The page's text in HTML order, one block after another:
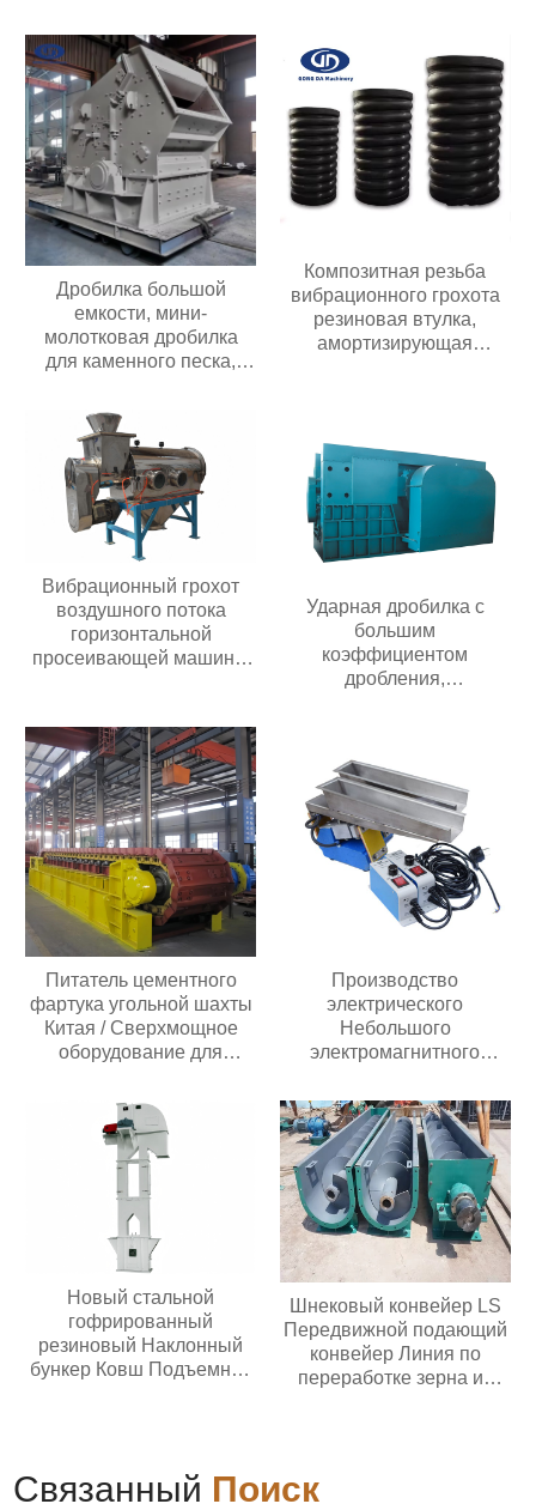
мельниц
Дробилка большой
емкости, мини-
молотковая дробилка
для каменного песка,
Композитная резьба
вибрационного грохота
резиновая втулка,
амортизирующая
Вибрационный грохот
воздушного потока
горизонтальной
просеивающей машины
вибрационный грохот
для сердечника
двигателя с мелким
порошком
Ударная дробилка с
большим
коэффициентом
дробления,
производительностью 20-
300 т/ч
Питатель цементного
фартука угольной шахты
Китая / Сверхмощное
оборудование для
пластинчатого фартука
Производство
электрического
Небольшого
электромагнитного
вибрирующего лоткового
питателя с контроллером
Новый стальной
гофрированный
резиновый Наклонный
бункер Ковш Подъемной
магазин Ферма
Шнековый конвейер LS
Передвижной подающий
конвейер Линия по
переработке зерна из
Связанный Поиск